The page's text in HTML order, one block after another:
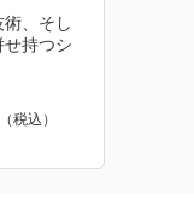
、そし
持つシ